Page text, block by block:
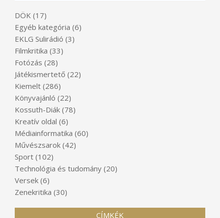
DÖK (17)
Egyéb kategória (6)
EKLG Sulirádió (3)
Filmkritika (33)
Fotózás (28)
Játékismertető (22)
Kiemelt (286)
Könyvajánló (22)
Kossuth-Diák (78)
Kreatív oldal (6)
Médiainformatika (60)
Művészsarok (42)
Sport (102)
Technológia és tudomány (20)
Versek (6)
Zenekritika (30)
CÍMKÉK